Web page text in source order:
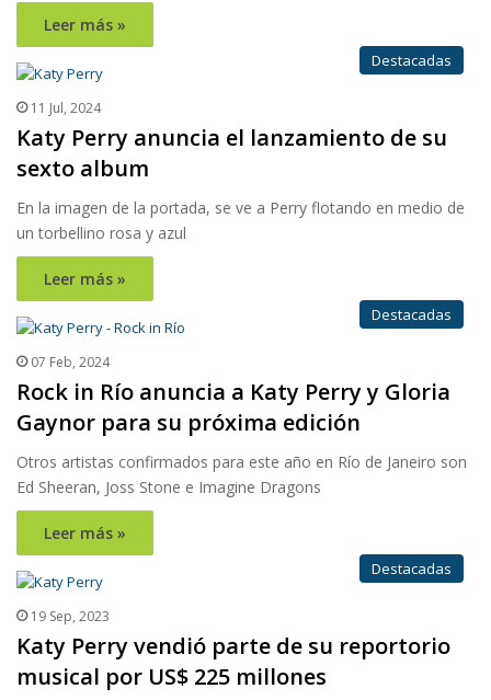
Leer más »
Destacadas
11 Jul, 2024
Katy Perry anuncia el lanzamiento de su
sexto album
En la imagen de la portada, se ve a Perry flotando en medio de
un torbellino rosa y azul
Leer más »
Destacadas
07 Feb, 2024
Rock in Río anuncia a Katy Perry y Gloria
Gaynor para su próxima edición
Otros artistas confirmados para este año en Río de Janeiro son
Ed Sheeran, Joss Stone e Imagine Dragons
Leer más »
Destacadas
19 Sep, 2023
Katy Perry vendió parte de su reportorio
musical por US$ 225 millones